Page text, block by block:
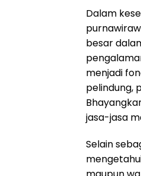
Dalam
besar
menjadi
pelindung,
jasa-jasa
Selain